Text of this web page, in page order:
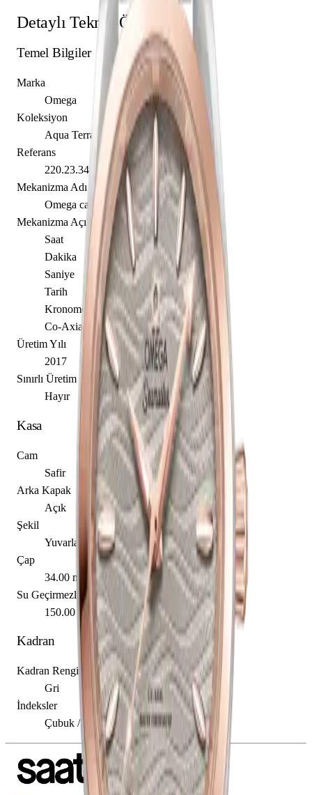
Detaylı Teknik Özellikler
Temel Bilgiler
Marka
Omega
Koleksiyon
Aqua Terra
Referans
220.23.34.20.06.001
Mekanizma Adı
Omega caliber 8800
Mekanizma Açıklaması
Saat
Dakika
Saniye
Tarih
Kronometre
Co-Axial Escapement
Üretim Yılı
2017
Sınırlı Üretim
Hayır
Kasa
Cam
Safir
Arka Kapak
Açık
Şekil
Yuvarlak
Çap
34.00 mm
Su Geçirmezlik
150.00 m
Kadran
Kadran Rengi
Gri
İndeksler
Çubuk / Nokta